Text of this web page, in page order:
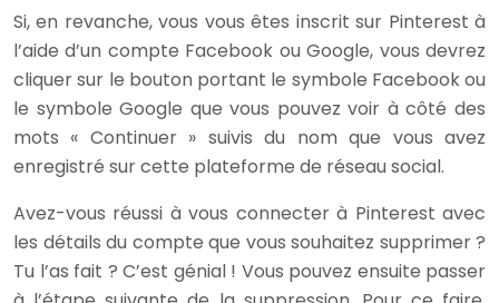
Si, en revanche, vous vous êtes inscrit sur Pinterest à
l’aide d’un compte Facebook ou Google, vous devrez
cliquer sur le bouton portant le symbole Facebook ou
le symbole Google que vous pouvez voir à côté des
mots « Continuer » suivis du nom que vous avez
enregistré sur cette plateforme de réseau social.
Avez-vous réussi à vous connecter à Pinterest avec
les détails du compte que vous souhaitez supprimer ?
Tu l’as fait ? C’est génial ! Vous pouvez ensuite passer